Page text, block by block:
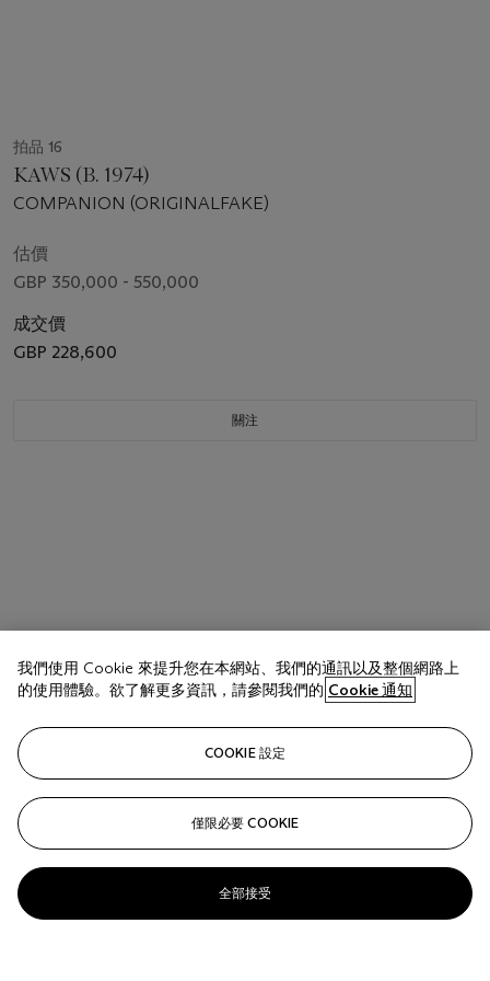
拍品 16
KAWS (B. 1974)
COMPANION (ORIGINALFAKE)
估價
GBP 350,000 - 550,000
成交價
GBP 228,600
關注
我們使用 Cookie 來提升您在本網站、我們的通訊以及整個網路上
的使用體驗。欲了解更多資訊，請參閱我們的 Cookie 通知
COOKIE 設定
僅限必要 COOKIE
全部接受